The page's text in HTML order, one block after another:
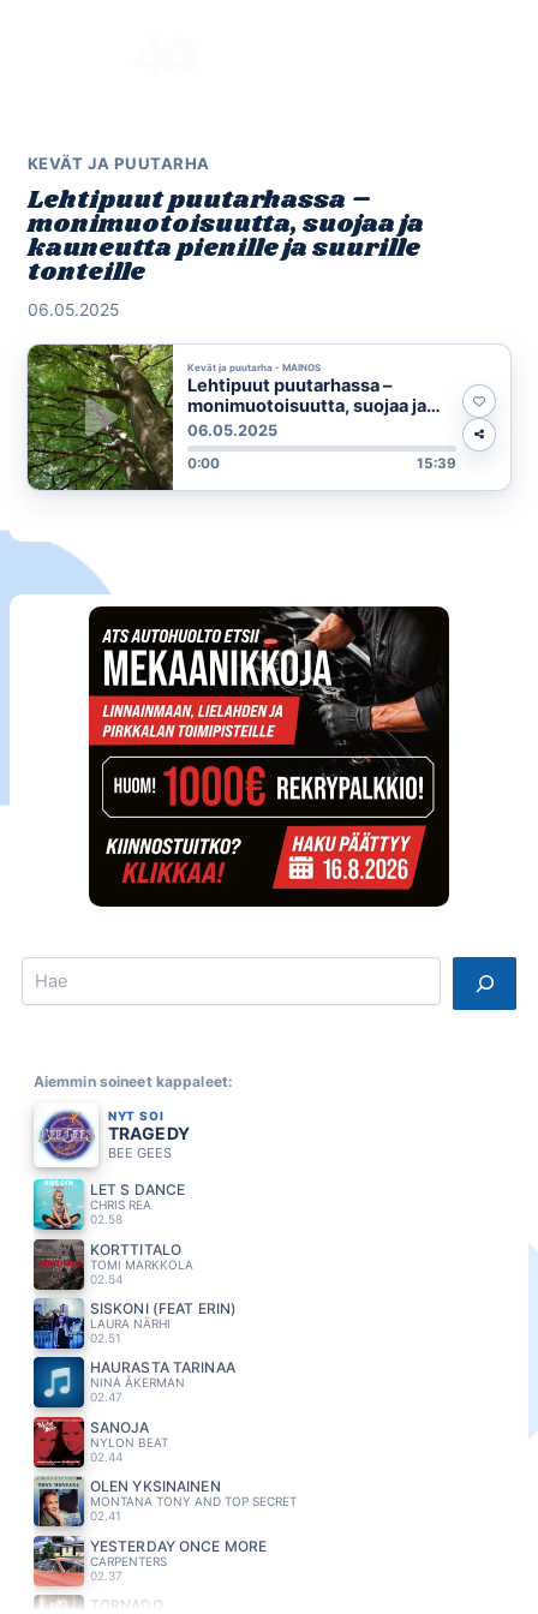
KEVÄT JA PUUTARHA
Lehtipuut puutarhassa –
monimuotoisuutta, suojaa ja
kauneutta pienille ja suurille
tonteille
06.05.2025
Kevät ja puutarha - MAINOS
Lehtipuut puutarhassa –
monimuotoisuutta, suojaa ja
kauneutta pienille ja suurille
tonteille
06.05.2025
0:00 15:39
Search
Aiemmin soineet kappaleet:
NYT SOI
TRAGEDY
BEE GEES
LET S DANCE
CHRIS REA
02.58
KORTTITALO
TOMI MARKKOLA
02.54
SISKONI (FEAT ERIN)
LAURA NÄRHI
02.51
HAURASTA TARINAA
NINA ÅKERMAN
02.47
SANOJA
NYLON BEAT
02.44
OLEN YKSINAINEN
MONTANA TONY AND TOP SECRET
02.41
YESTERDAY ONCE MORE
CARPENTERS
02.37
TORNADO